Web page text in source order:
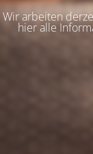
Wir arbeiten
hier alle